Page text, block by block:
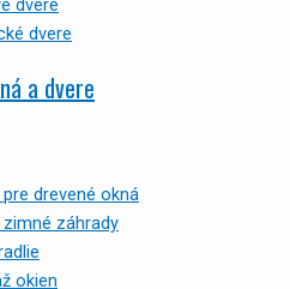
dvere
dvere
a dvere
drevené okná
záhrady
okien